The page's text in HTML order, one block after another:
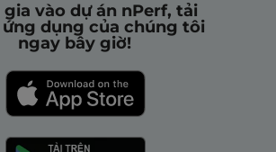
gia vào dự án nPerf, tải
dụng của chúng tôi
ngay bây giờ!